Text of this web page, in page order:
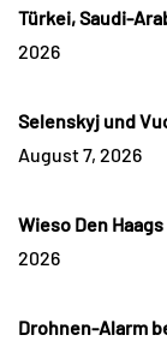
Türkei, Saudi-
2026
Selenskyj und
August 7, 2026
Wieso Den
2026
Drohnen-Alarm